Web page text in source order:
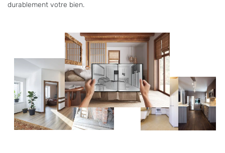
durablement votre bien.